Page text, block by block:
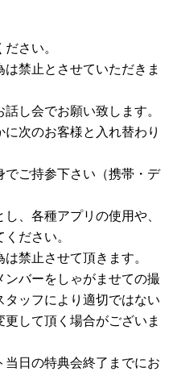
さい。
禁止とさせていただきま
し会でお願い致します。
次のお客様と入れ替わり
でご持参下さい（携帯・デ
、各種アプリの使用や、
ださい。
禁止させて頂きます。
ンバーをしゃがませての撮
ッフにより適切ではない
して頂く場合がございま
当日の特典会終了までにお